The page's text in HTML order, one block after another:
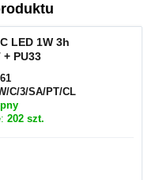
LED 1W 3h
PU33
C/3/SA/PT/CL
202 szt.